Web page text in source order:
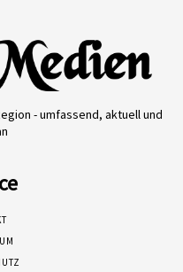
- umfassend, aktuell und